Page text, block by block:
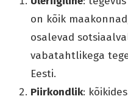
on kõik
osalevad
vabatahtlikega
Eesti.
Piirkondlik: